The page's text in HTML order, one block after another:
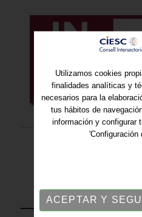
VOLVER
Utilizamos cookies
finalidades analíticas y
necesarios para la
tus hábitos de
información y configurar
'Configuración
ACEPTAR Y